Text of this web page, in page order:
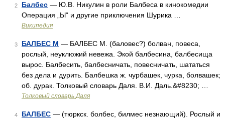
2 Балбес — Ю.В. Никулин в роли Балбеса в кинокомедии
Операция „Ы“ и другие приключения Шурика …
Википедия
3 БАЛБЕС М — БАЛБЕС М. (баловес?) болван, повеса,
рослый, неуклюжий невежа. Экой балбесина, балбесища
вырос. Балбесить, балбесничать, повесничать, шататься
без дела и дурить. Балбешка ж. чурбашек, чурка, болвашек;
об. дурак. Толковый словарь Даля. В.И. Даль.&#8230; …
Толковый словарь Даля
4 БАЛБЕС — (тюркск. болбес, билмес незнающий). Рослый и